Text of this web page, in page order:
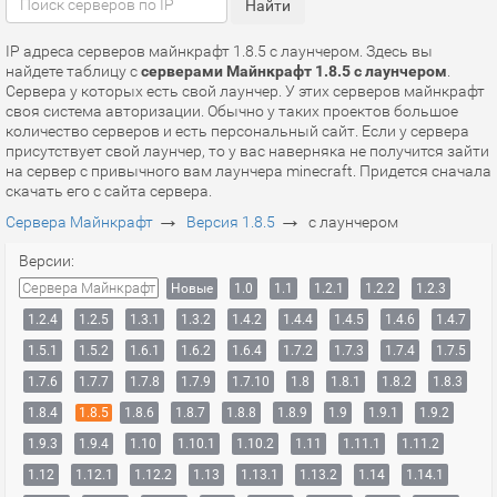
IP адреса серверов майнкрафт 1.8.5 с лаунчером. Здесь вы
найдете таблицу ссерверами Майнкрафт 1.8.5 с лаунчером
Сервера у которых есть свой лаунчер. У этих серверов майнкрафт
своя система авторизации. Обычно у таких проектов большое
количество серверов и есть персональный сайт. Если у сервера
присутствует свой лаунчер, то у вас наверняка не получится зайти
на сервер с привычного вам лаунчера minecraft. Придется сначала
скачать его с сайта сервера.
Сервера Майнкрафт → Версия 1.8.5 → с лаунчером
Версии:
Сервера Майнкрафт Новые 1.0 1.1 1.2.1 1.2.2
1.2.3
1.2.4
1.2.5 1.3.1 1.3.2 1.4.2 1.4.4 1.4.5 1.4.6
1.4.7
1.5.1
1.5.2 1.6.1 1.6.2 1.6.4 1.7.2 1.7.3 1.7.4
1.7.5
1.7.6
1.7.7 1.7.8 1.7.9 1.7.10 1.8 1.8.1 1.8.2
1.8.3
1.8.4
1.8.5 1.8.6 1.8.7 1.8.8 1.8.9 1.9 1.9.1
1.9.2
1.9.3
1.9.4 1.10 1.10.1 1.10.2 1.11 1.11.1
1.11.2
1.12
1.12.1 1.12.2 1.13 1.13.1 1.13.2 1.14
1.14.1